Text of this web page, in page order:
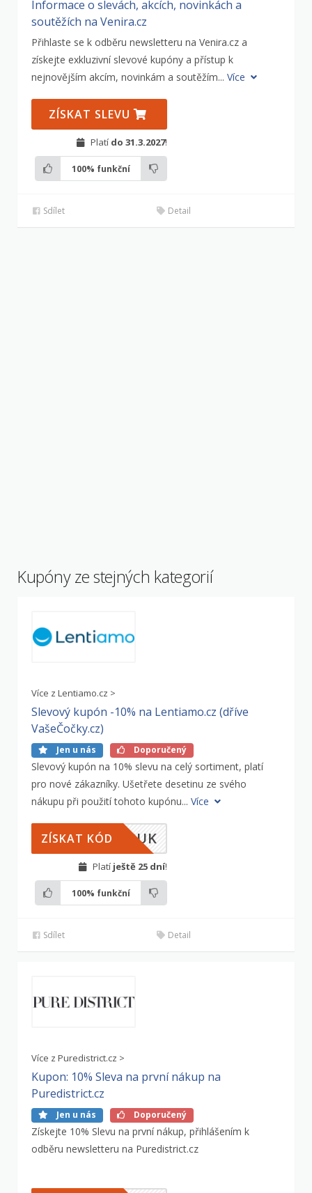
Informace o slevách, akcích, novinkách a
soutěžích na Venira.cz
Přihlaste se k odběru newsletteru na Venira.cz a
získejte exkluzivní slevové kupóny a přístup k
nejnovějším akcím, novinkám a soutěžím... Více
ZÍSKAT SLEVU
Platí do 31.3.2027!
100% funkční
Sdílet Detail
Kupóny ze stejných kategorií
Více z Lentiamo.cz >
Slevový kupón -10% na Lentiamo.cz (dříve
VašeČočky.cz)
Jen u nás Doporučený
Slevový kupón na 10% slevu na celý sortiment, platí
pro nové zákazníky. Ušetřete desetinu ze svého
nákupu při použití tohoto kupónu... Více
FPUK
ZÍSKAT KÓD
Platí ještě 25 dní!
100% funkční
Sdílet Detail
Více z Puredistrict.cz >
Kupon: 10% Sleva na první nákup na
Puredistrict.cz
Jen u nás Doporučený
Získejte 10% Slevu na první nákup, přihlášením k
odběru newsletteru na Puredistrict.cz